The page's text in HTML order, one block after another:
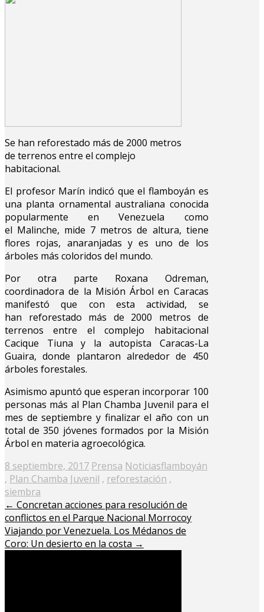
Se han reforestado más de 2000 metros
de terrenos entre el complejo
habitacional.
El profesor Marín indicó que el flamboyán es
una planta ornamental australiana conocida
popularmente en Venezuela como
el Malinche, mide 7 metros de altura, tiene
flores rojas, anaranjadas y es uno de los
árboles más coloridos del mundo.
Por otra parte Roxana Odreman,
coordinadora de la Misión Árbol en Caracas
manifestó que con esta actividad, se
han reforestado más de 2000 metros de
terrenos entre el complejo habitacional
Cacique Tiuna y la autopista Caracas-La
Guaira, donde plantaron alrededor de 450
árboles forestales.
Asimismo apuntó que esperan incorporar 100
personas más al Plan Chamba Juvenil para el
mes de septiembre y finalizar el año con un
total de 350 jóvenes formados por la Misión
Árbol en materia agroecológica.
Posted
on
8 septiembre, 2017 Prensa Noticiasflamboyán
, Plan Chamba Juvenil , reforestación ,
siembra
← Concretan acciones para resolución de
conflictos en el Parque Nacional Morrocoy
Viajando por Venezuela. Los Médanos de
Coro: Un desierto en la costa →